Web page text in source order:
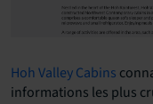
Hoh Valley Cabins
informations les plus